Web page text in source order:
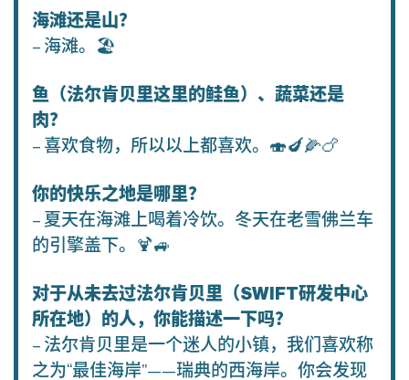
海滩还是山？
– 海滩。🏖
鱼（法尔肯贝里这里的鲑鱼）、蔬菜还是
肉？
– 喜欢食物，所以以上都喜欢。🍣🍆🌽🍗
你的快乐之地是哪里？
– 夏天在海滩上喝着冷饮。冬天在老雪佛兰车
的引擎盖下。🍹🚙
对于从未去过法尔肯贝里（SWIFT研发中心
所在地）的人，你能描述一下吗？
– 法尔肯贝里是一个迷人的小镇，我们喜欢称
之为“最佳海岸”——瑞典的西海岸。你会发现